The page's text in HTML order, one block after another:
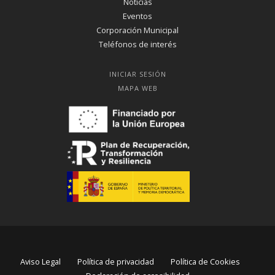
Eventos
Corporación Municipal
Teléfonos de interés
INICIAR SESIÓN
MAPA WEB
Aviso Legal Política de privacidad
Política de Cookies